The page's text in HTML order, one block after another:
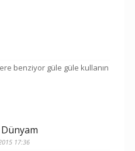
benziyor güle güle kullanın
17:36